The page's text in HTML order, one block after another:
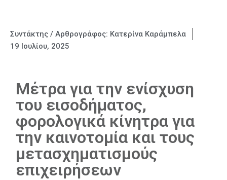
Συντάκτης / Αρθρογράφος: Κατερίνα Καράμπελα
19 Ιουλίου, 2025
Μέτρα για την ενίσχυση
του εισοδήματος,
φορολογικά κίνητρα για
την καινοτομία και τους
μετασχηματισμούς
επιχειρήσεων